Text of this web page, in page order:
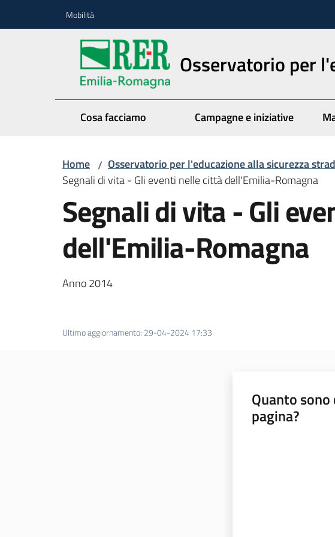
Mobilità
Osservatorio per
Cosa facciamo Campagne e iniziative
Home / Osservatorio per l'educazione alla sicurezza
Segnali di vita - Gli eventi nelle città dell'Emilia-Romagna
Segnali di vita - Gli
dell'Emilia-Romagna
Anno 2014
Ultimo aggiornamento: 29-04-2024 17:33
Quanto
pagina?